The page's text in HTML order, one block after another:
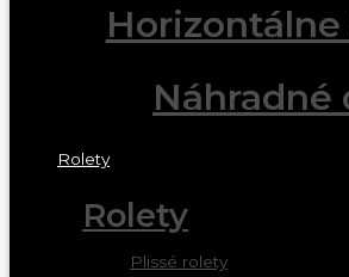
Horizontálne
Náhradné
Rolety
Rolety
Plissé rolety